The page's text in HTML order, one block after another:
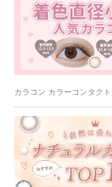
カラコン カラーコンタク